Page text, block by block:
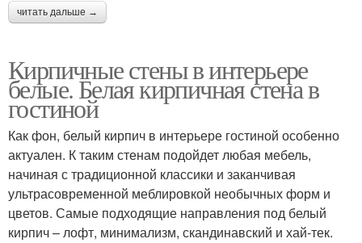
читать дальше →
Кирпичные стены в интерьере
белые. Белая кирпичная стена в
гостиной
Как фон, белый кирпич в интерьере гостиной особенно
актуален. К таким стенам подойдет любая мебель,
начиная с традиционной классики и заканчивая
ультрасовременной меблировкой необычных форм и
цветов. Самые подходящие направления под белый
кирпич – лофт, минимализм, скандинавский и хай-тек.